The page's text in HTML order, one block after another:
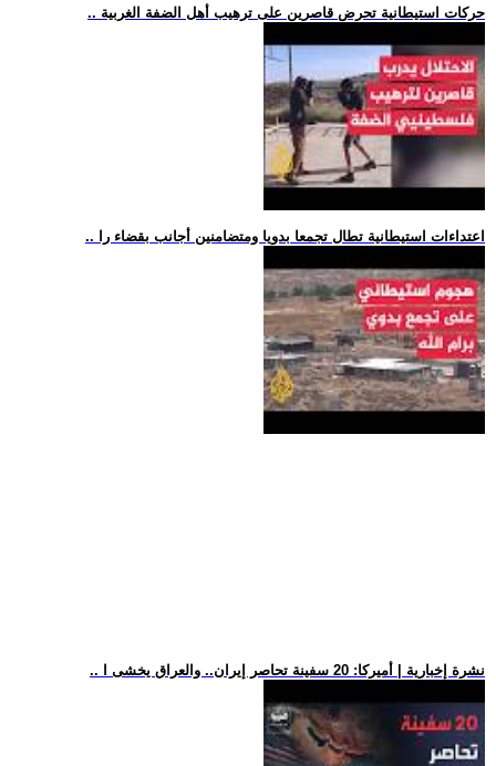
.. حركات استيطانية تحرض قاصرين على ترهيب أهل الضفة الغربية
.. اعتداءات استيطانية تطال تجمعا بدويا ومتضامنين أجانب بقضاء را
.. نشرة إخبارية | أميركا: 20 سفينة تحاصر إيران.. والعراق يخشى ا